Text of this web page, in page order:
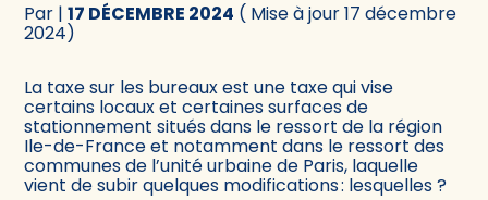
Par |17 DÉCEMBRE 2024 ( Mise à jour 17 décembre
2024)
La taxe sur les bureaux est une taxe qui vise
certains locaux et certaines surfaces de
stationnement situés dans le ressort de la région
Ile-de-France et notamment dans le ressort des
communes de l’unité urbaine de Paris, laquelle
vient de subir quelques modifications : lesquelles ?